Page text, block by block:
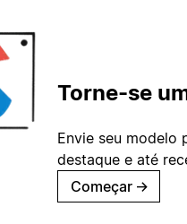
Torne-se
Envie seu modelo
destaque e até
Começar →